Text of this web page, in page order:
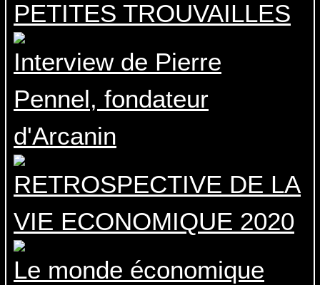
PETITES TROUVAILLES
Interview de Pierre
Pennel, fondateur
d'Arcanin
RETROSPECTIVE DE LA
VIE ECONOMIQUE 2020
Le monde économique